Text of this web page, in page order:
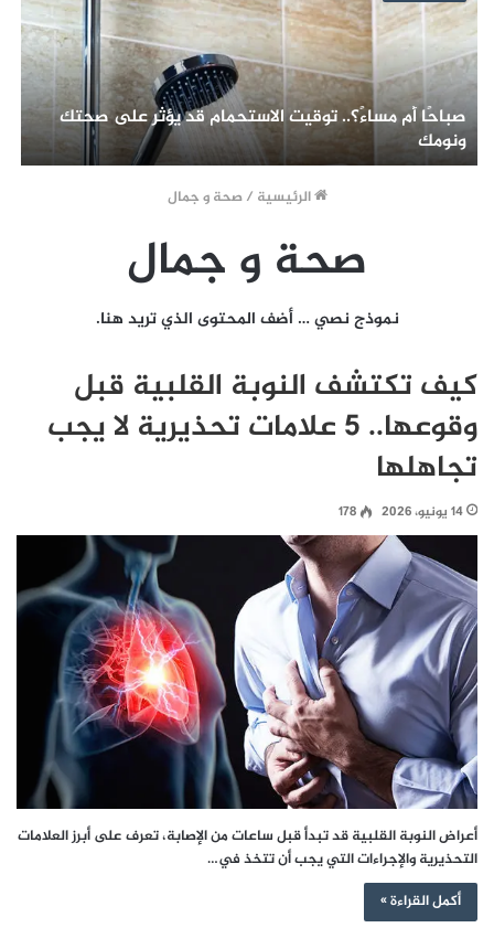
صباحًا أم مساءً؟.. توقيت الاستحمام قد يؤثر على صحتك
ونومك
الرئيسية / صحة و جمال
صحة و جمال
نموذج نصي … أضف المحتوى الذي تريد هنا.
كيف تكتشف النوبة القلبية قبل
وقوعها.. 5 علامات تحذيرية لا يجب
تجاهلها
14 يونيو، 2026 178
أعراض النوبة القلبية قد تبدأ قبل ساعات من الإصابة، تعرف على أبرز العلامات
التحذيرية والإجراءات التي يجب أن تتخذ في…
أكمل القراءة »